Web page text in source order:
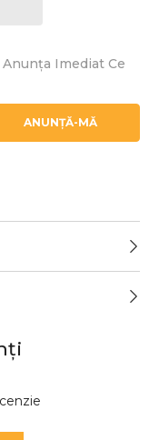
Anunța Imediat Ce
ANUNȚĂ-MĂ